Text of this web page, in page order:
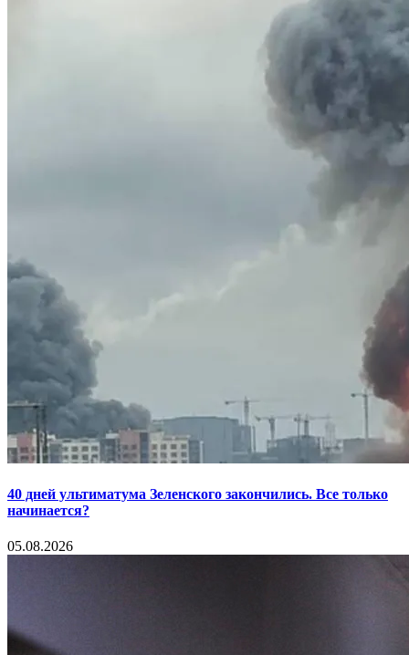
40 дней ультиматума Зеленского закончились. Все только
начинается?
05.08.2026